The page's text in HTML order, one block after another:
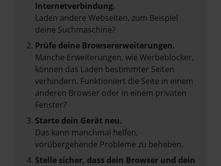
Internetverbindung.
Laden andere Webseiten, zum Beispiel
deine Suchmaschine?
Prüfe deine Browsererweiterungen.
Manche Erweiterungen, wie Werbeblocker,
können das Laden bestimmter Seiten
verhindern. Funktioniert die Seite in einem
anderen Browser oder in einem privaten
Fenster?
Starte dein Gerät neu.
Das kann manchmal helfen,
vorübergehende Probleme zu beheben.
Stelle sicher, dass dein Browser und dein